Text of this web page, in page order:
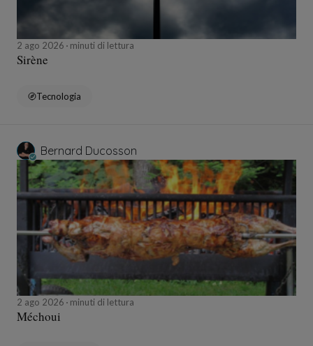
2 ago 2026 minuti di lettura
Sirène
Tecnologia
Bernard Ducosson
2 ago 2026 minuti di lettura
Méchoui